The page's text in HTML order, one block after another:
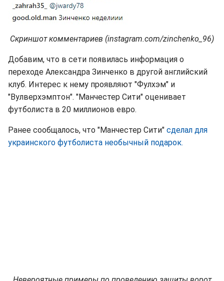
Скриншот комментариев (instagram.com/zinchenko_96)
Добавим, что в сети появилась информация о
переходе Александра Зинченко в другой английский
клуб. Интерес к нему проявляют "Фулхэм" и
"Вулверхэмптон". "Манчестер Сити" оценивает
футболиста в 20 миллионов евро.
Ранее сообщалось, что "Манчестер Сити" сделал для
украинского футболиста необычный подарок.